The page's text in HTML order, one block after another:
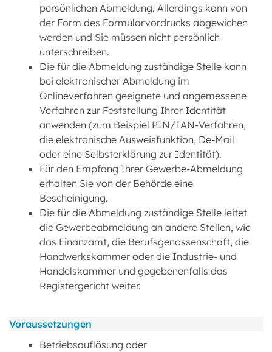
persönlichen Abmeldung. Allerdings kann von
der Form des Formularvordrucks abgewichen
werden und Sie müssen nicht persönlich
unterschreiben.
Die für die Abmeldung zuständige Stelle kann
bei elektronischer Abmeldung im
Onlineverfahren geeignete und angemessene
Verfahren zur Feststellung Ihrer Identität
anwenden (zum Beispiel PIN/TAN-Verfahren,
die elektronische Ausweisfunktion, De-Mail
oder eine Selbsterklärung zur Identität).
Für den Empfang Ihrer Gewerbe-Abmeldung
erhalten Sie von der Behörde eine
Bescheinigung.
Die für die Abmeldung zuständige Stelle leitet
die Gewerbeabmeldung an andere Stellen, wie
das Finanzamt, die Berufsgenossenschaft, die
Handwerkskammer oder die Industrie- und
Handelskammer und gegebenenfalls das
Registergericht weiter.
Voraussetzungen
Betriebsauflösung oder